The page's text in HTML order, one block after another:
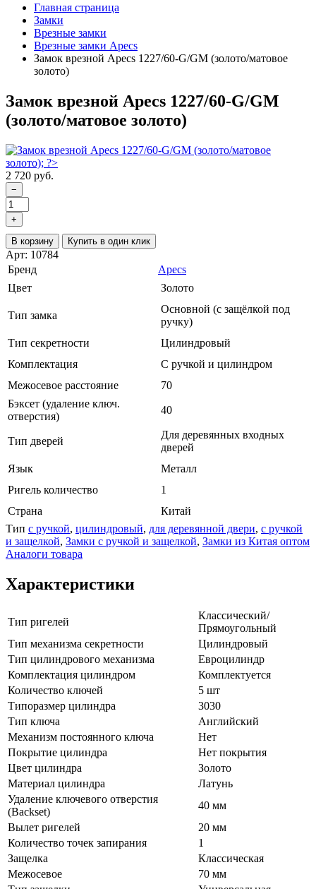
Главная страница
Замки
Врезные замки
Врезные замки Apecs
Замок врезной Apecs 1227/60-G/GM (золото/матовое
золото)
Замок врезной Apecs 1227/60-G/GM
(золото/матовое золото)
2 720 руб.
−
+
В корзину Купить в один клик
Арт: 10784
Бренд
Apecs
Цвет
Золото
Тип замка
Основной (с защёлкой под
ручку)
Тип секретности
Цилиндровый
Комплектация
С ручкой и цилиндром
Межосевое расстояние
70
Бэксет (удаление ключ.
отверстия)
40
Тип дверей
Для деревянных входных
дверей
Язык
Металл
Ригель количество
1
Страна
Китай
Тип с ручкой, цилиндровый, для деревянной двери, с ручкой
и защелкой, Замки с ручкой и защелкой, Замки из Китая оптом
Аналоги товара
Характеристики
Тип ригелей
Классический/
Прямоугольный
Тип механизма секретности
Цилиндровый
Тип цилиндрового механизма
Евроцилиндр
Комплектация цилиндром
Комплектуется
Количество ключей
5 шт
Типоразмер цилиндра
3030
Тип ключа
Английский
Механизм постоянного ключа
Нет
Покрытие цилиндра
Нет покрытия
Цвет цилиндра
Золото
Материал цилиндра
Латунь
Удаление ключевого отверстия
(Backset)
40 мм
Вылет ригелей
20 мм
Количество точек запирания
1
Защелка
Классическая
Межосевое
70 мм